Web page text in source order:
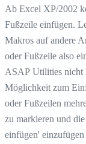
Ab Excel XP/2002
Fußzeile einfügen.
Makros auf andere
oder Fußzeile also
ASAP Utilities nicht
Möglichkeit zum
oder Fußzeilen
zu markieren und
einfügen'